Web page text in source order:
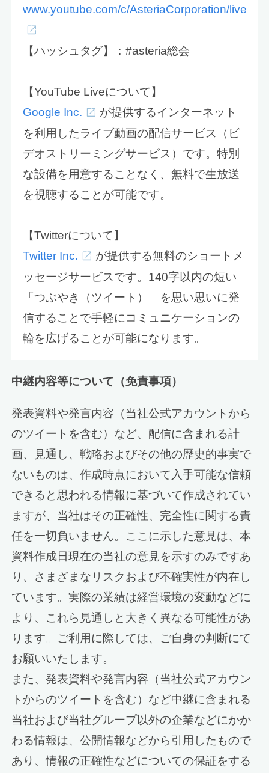
www.youtube.com/c/AsteriaCorporation/live
【ハッシュタグ】：#asteria総会
【YouTube Liveについて】
Google Inc.
が提供するインターネット
を利用したライブ動画の配信サービス（ビ
デオストリーミングサービス）です。特別
な設備を用意することなく、無料で生放送
を視聴することが可能です。
【Twitterについて】
Twitter Inc.
が提供する無料のショートメ
ッセージサービスです。140字以内の短い
「つぶやき（ツイート）」を思い思いに発
信することで手軽にコミュニケーションの
輪を広げることが可能になります。
中継内容等について（免責事項）
発表資料や発言内容（当社公式アカウントから
のツイートを含む）など、配信に含まれる計
画、見通し、戦略およびその他の歴史的事実で
ないものは、作成時点において入手可能な信頼
できると思われる情報に基づいて作成されてい
ますが、当社はその正確性、完全性に関する責
任を一切負いません。ここに示した意見は、本
資料作成日現在の当社の意見を示すのみですあ
り、さまざまなリスクおよび不確実性が内在し
ています。実際の業績は経営環境の変動などに
より、これら見通しと大きく異なる可能性があ
ります。ご利用に際しては、ご自身の判断にて
お願いいたします。
また、発表資料や発言内容（当社公式アカウン
トからのツイートを含む）など中継に含まれる
当社および当社グループ以外の企業などにかか
わる情報は、公開情報などから引用したもので
あり、情報の正確性などについての保証をする